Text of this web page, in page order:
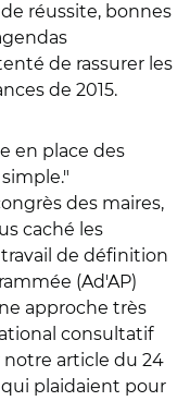
réussite, bonnes
de rassurer les
de 2015.
en place des
des maires,
caché les
de définition
(Ad'AP)
approche très
consultatif
notre article du 24
plaidaient pour